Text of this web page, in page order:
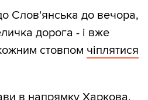
Слов'янська до вечора,
дорога - і вже
стовпом чіплятися